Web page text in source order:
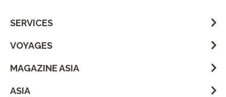
SERVICES
VOYAGES
MAGAZINE ASIA
ASIA